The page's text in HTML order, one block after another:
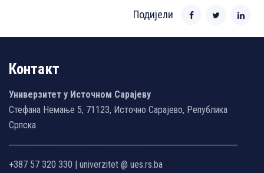
Подијели
Контакт
Универзитет у Источном Сарајеву
Стефана Немање 5, 71123, Источно Сарајево, Република
Српска
+387 57 320 330 | univerzitet @ ues.rs.ba